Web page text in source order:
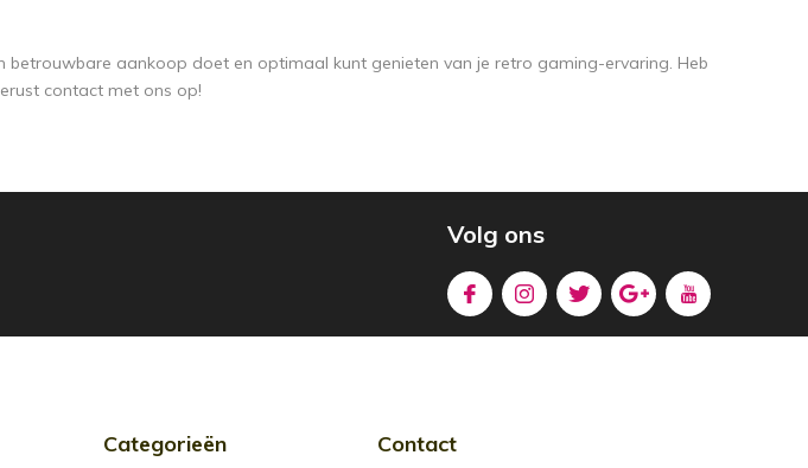
aankoop doet en optimaal kunt genieten van je retro gaming-ervaring. Heb
contact met ons op!
Volg ons
Categorieën Contact